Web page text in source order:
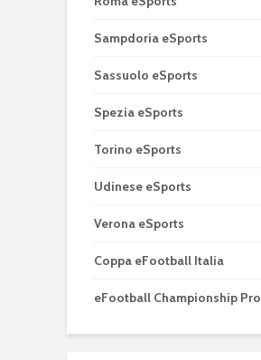
Sampdoria eSports
Sassuolo eSports
Spezia eSports
Torino eSports
Udinese eSports
Verona eSports
Coppa eFootball Italia
eFootball Championship Pro